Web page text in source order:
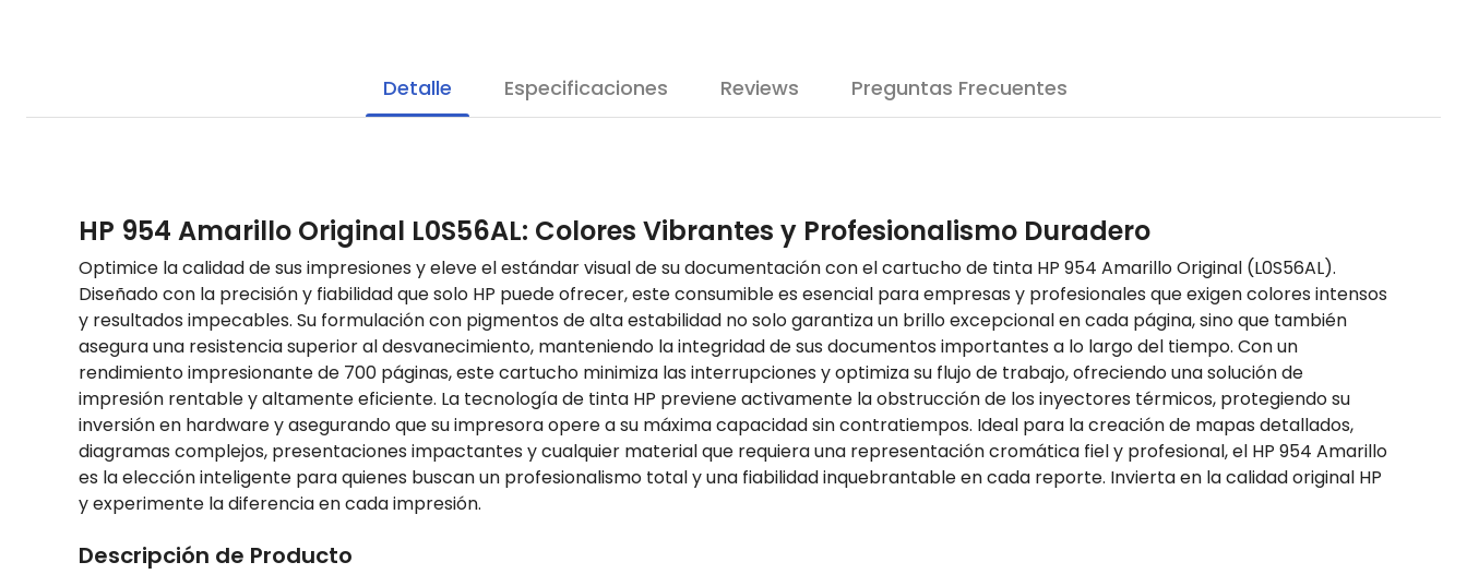
Detalle Especificaciones Reviews Preguntas Frecuentes
HP 954 Amarillo Original L0S56AL: Colores Vibrantes y Profesionalismo Duradero
Optimice la calidad de sus impresiones y eleve el estándar visual de su documentación con el cartucho de tinta HP 954 Amarillo Original (L0S56AL).
Diseñado con la precisión y fiabilidad que solo HP puede ofrecer, este consumible es esencial para empresas y profesionales que exigen colores intensos
y resultados impecables. Su formulación con pigmentos de alta estabilidad no solo garantiza un brillo excepcional en cada página, sino que también
asegura una resistencia superior al desvanecimiento, manteniendo la integridad de sus documentos importantes a lo largo del tiempo. Con un
rendimiento impresionante de 700 páginas, este cartucho minimiza las interrupciones y optimiza su flujo de trabajo, ofreciendo una solución de
impresión rentable y altamente eficiente. La tecnología de tinta HP previene activamente la obstrucción de los inyectores térmicos, protegiendo su
inversión en hardware y asegurando que su impresora opere a su máxima capacidad sin contratiempos. Ideal para la creación de mapas detallados,
diagramas complejos, presentaciones impactantes y cualquier material que requiera una representación cromática fiel y profesional, el HP 954 Amarillo
es la elección inteligente para quienes buscan un profesionalismo total y una fiabilidad inquebrantable en cada reporte. Invierta en la calidad original HP
y experimente la diferencia en cada impresión.
Descripción de Producto